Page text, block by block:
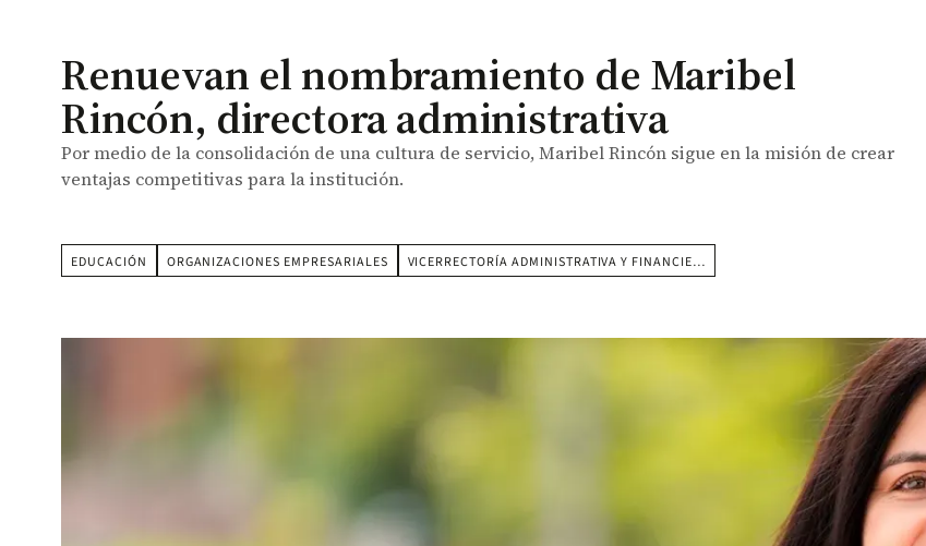
Renuevan el nombramiento de Maribel
Rincón, directora administrativa
Por medio de la consolidación de una cultura de servicio, Maribel Rincón sigue en la misión de crear
ventajas competitivas para la institución.
EDUCACIÓN ORGANIZACIONES EMPRESARIALES VICERRECTORÍA ADMINISTRATIVA Y FINANCIE…